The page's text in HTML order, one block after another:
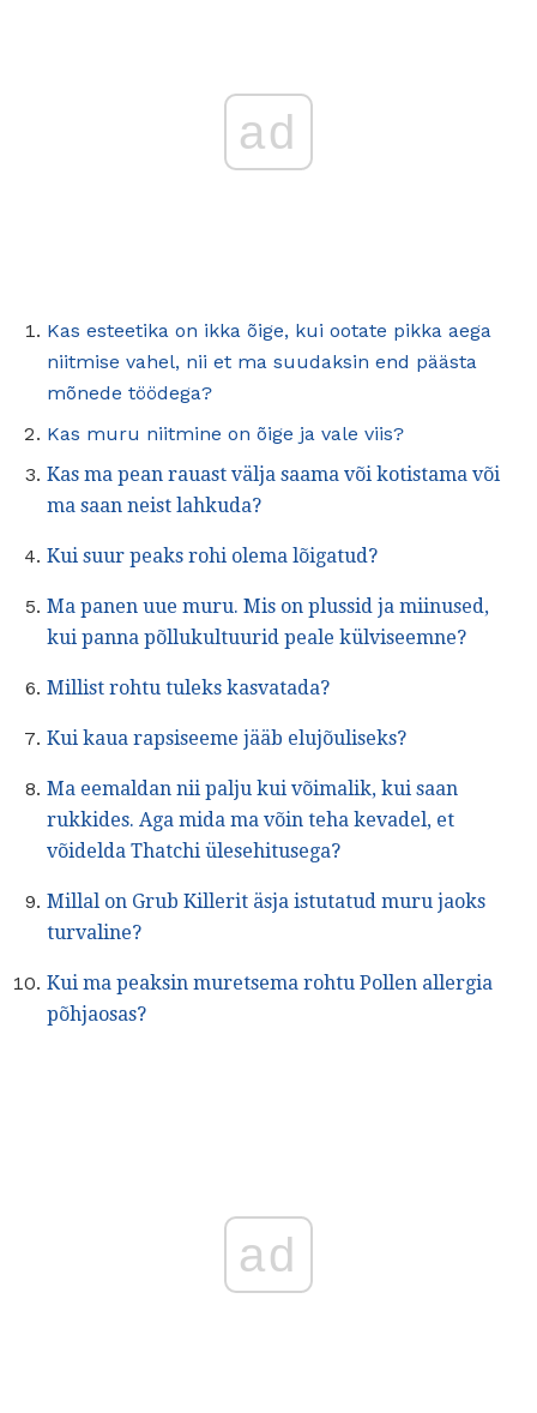
ad
Kas esteetika on ikka õige, kui ootate pikka aega
niitmise vahel, nii et ma suudaksin end päästa
mõnede töödega?
Kas muru niitmine on õige ja vale viis?
Kas ma pean rauast välja saama või kotistama või
ma saan neist lahkuda?
Kui suur peaks rohi olema lõigatud?
Ma panen uue muru. Mis on plussid ja miinused,
kui panna põllukultuurid peale külviseemne?
Millist rohtu tuleks kasvatada?
Kui kaua rapsiseeme jääb elujõuliseks?
Ma eemaldan nii palju kui võimalik, kui saan
rukkides. Aga mida ma võin teha kevadel, et
võidelda Thatchi ülesehitusega?
Millal on Grub Killerit äsja istutatud muru jaoks
turvaline?
Kui ma peaksin muretsema rohtu Pollen allergia
põhjaosas?
ad